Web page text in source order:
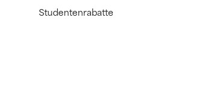
Studentenrabatte